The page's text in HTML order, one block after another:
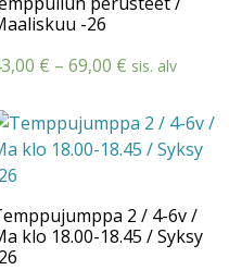
-26
€ – 69,00 € Hintaluokka:
-
69,00 €
sis. alv
2 / 4-6v /
klo 18.00-18.45 / Syksy